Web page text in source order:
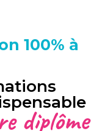
100% à
diplôme